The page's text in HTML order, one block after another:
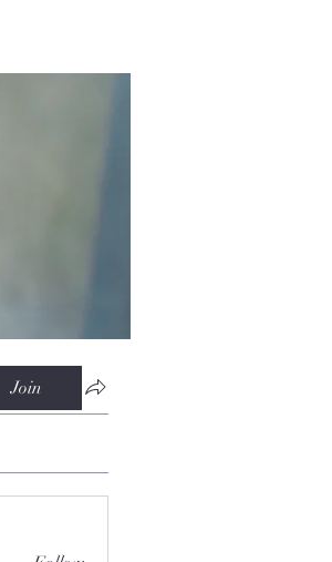
Join